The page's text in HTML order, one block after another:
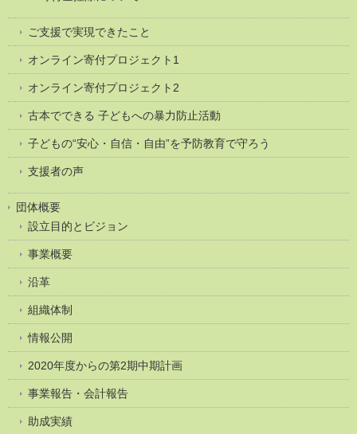
ご支援で実現できたこと
オンライン寄付プロジェクト1
オンライン寄付プロジェクト2
古本でできる 子どもへの暴力防止活動
子どもの“安心・自信・自由”を予防教育で守ろう
支援者の声
団体概要
設立目的とビジョン
事業概要
沿革
組織体制
情報公開
2020年度からの第2期中期計画
事業報告・会計報告
助成実績